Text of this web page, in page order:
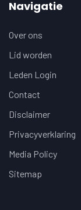
Navigatie
Over ons
Lid worden
Leden Login
Contact
Disclaimer
Privacyverklaring
Media Policy
Sitemap